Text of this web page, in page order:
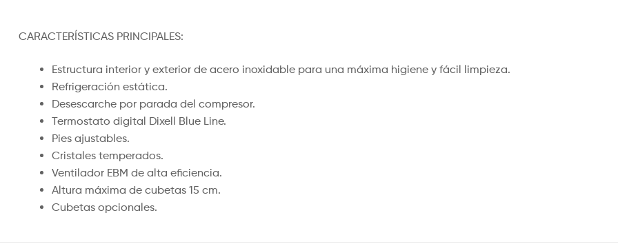
CARACTERÍSTICAS PRINCIPALES:
Estructura interior y exterior de acero inoxidable para una máxima higiene y fácil limpieza.
Refrigeración estática.
Desescarche por parada del compresor.
Termostato digital Dixell Blue Line.
Pies ajustables.
Cristales temperados.
Ventilador EBM de alta eficiencia.
Altura máxima de cubetas 15 cm.
Cubetas opcionales.